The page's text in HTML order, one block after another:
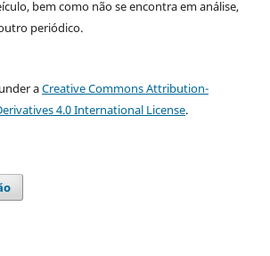
bem como não se encontra em análise,
periódico.
aCreative Commons Attribution-
4.0 International License.